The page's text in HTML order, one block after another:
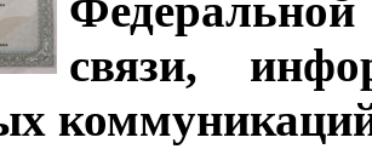
связи,